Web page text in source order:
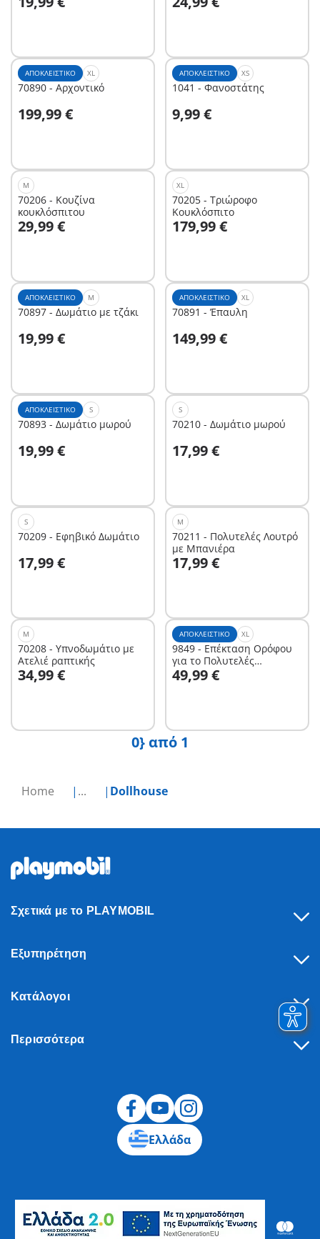
Home ... Dollhouse
ΑΠΟΚΛΕΙΣΤΙΚΌ XL
70890 - Αρχοντικό
199,99 €
ΑΠΟΚΛΕΙΣΤΙΚΌ XS
1041 - Φανοστάτης
9,99 €
M
70206 - Κουζίνα
κουκλόσπιτου
29,99 €
Στο καλάθι
XL
70205 - Τριώροφο
Κουκλόσπιτο
179,99 €
Στο καλάθι
ΑΠΟΚΛΕΙΣΤΙΚΌ M
70897 - Δωμάτιο με τζάκι
19,99 €
ΑΠΟΚΛΕΙΣΤΙΚΌ XL
70891 - Έπαυλη
149,99 €
ΑΠΟΚΛΕΙΣΤΙΚΌ S
70893 - Δωμάτιο μωρού
19,99 €
S
70210 - Δωμάτιο μωρού
17,99 €
S
70209 - Εφηβικό Δωμάτιο
17,99 €
M
70211 - Πολυτελές Λουτρό
με Μπανιέρα
17,99 €
Στο καλάθι
M
70208 - Υπνοδωμάτιο με
Ατελιέ ραπτικής
34,99 €
Στο καλάθι
ΑΠΟΚΛΕΙΣΤΙΚΌ XL
9849 - Επέκταση Ορόφου
για το Πολυτελές
Κουκλόσπιτο
49,99 €
Στο καλάθι
0} από 1
Σχετικά με το PLAYMOBIL
Εξυπηρέτηση
Κατάλογοι
Περισσότερα
Ελλάδα